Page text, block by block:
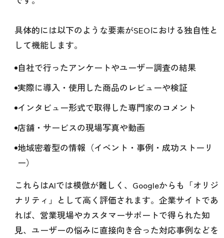
具体的には以下のような要素がSEOにおける独自性と
して機能します。
自社で行ったアンケートやユーザー調査の結果
実際に導入・使用した商品のレビューや検証
インタビュー形式で取得した専門家のコメント
店舗・サービスの現場写真や動画
地域密着型の情報（イベント・事例・成功ストーリ
ー）
これらはAIでは模倣が難しく、Googleからも「オリジ
ナリティ」として高く評価されます。企業サイトであ
れば、営業現場やカスタマーサポートで得られた知
見、ユーザーの悩みに直接向き合った対応事例などを